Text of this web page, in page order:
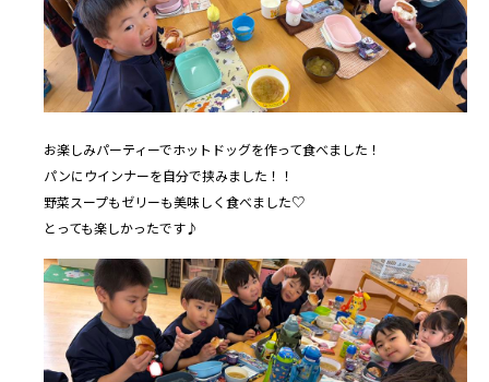
お楽しみパーティーでホットドッグを作って食べました！
パンにウインナーを自分で挟みました！！
野菜スープもゼリーも美味しく食べました♡
とっても楽しかったです♪